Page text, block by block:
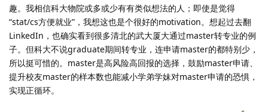
趣。我相信科大物院或多或少有有类似想法的人；即使是觉得
“stat/cs方便就业”，我想这也是个很好的motivation。想起过去翻
LinkedIn，也确实看到很多清北的武大厦大通过master转专业的例
子。但科大不说graduate期间转专业，连申请master的都特别少，
所以挺可惜的。master是高风险高回报的选择，鼓励master申请、
提升校友master的样本数也能减小学弟学妹对master申请的恐惧，
实现正循环。